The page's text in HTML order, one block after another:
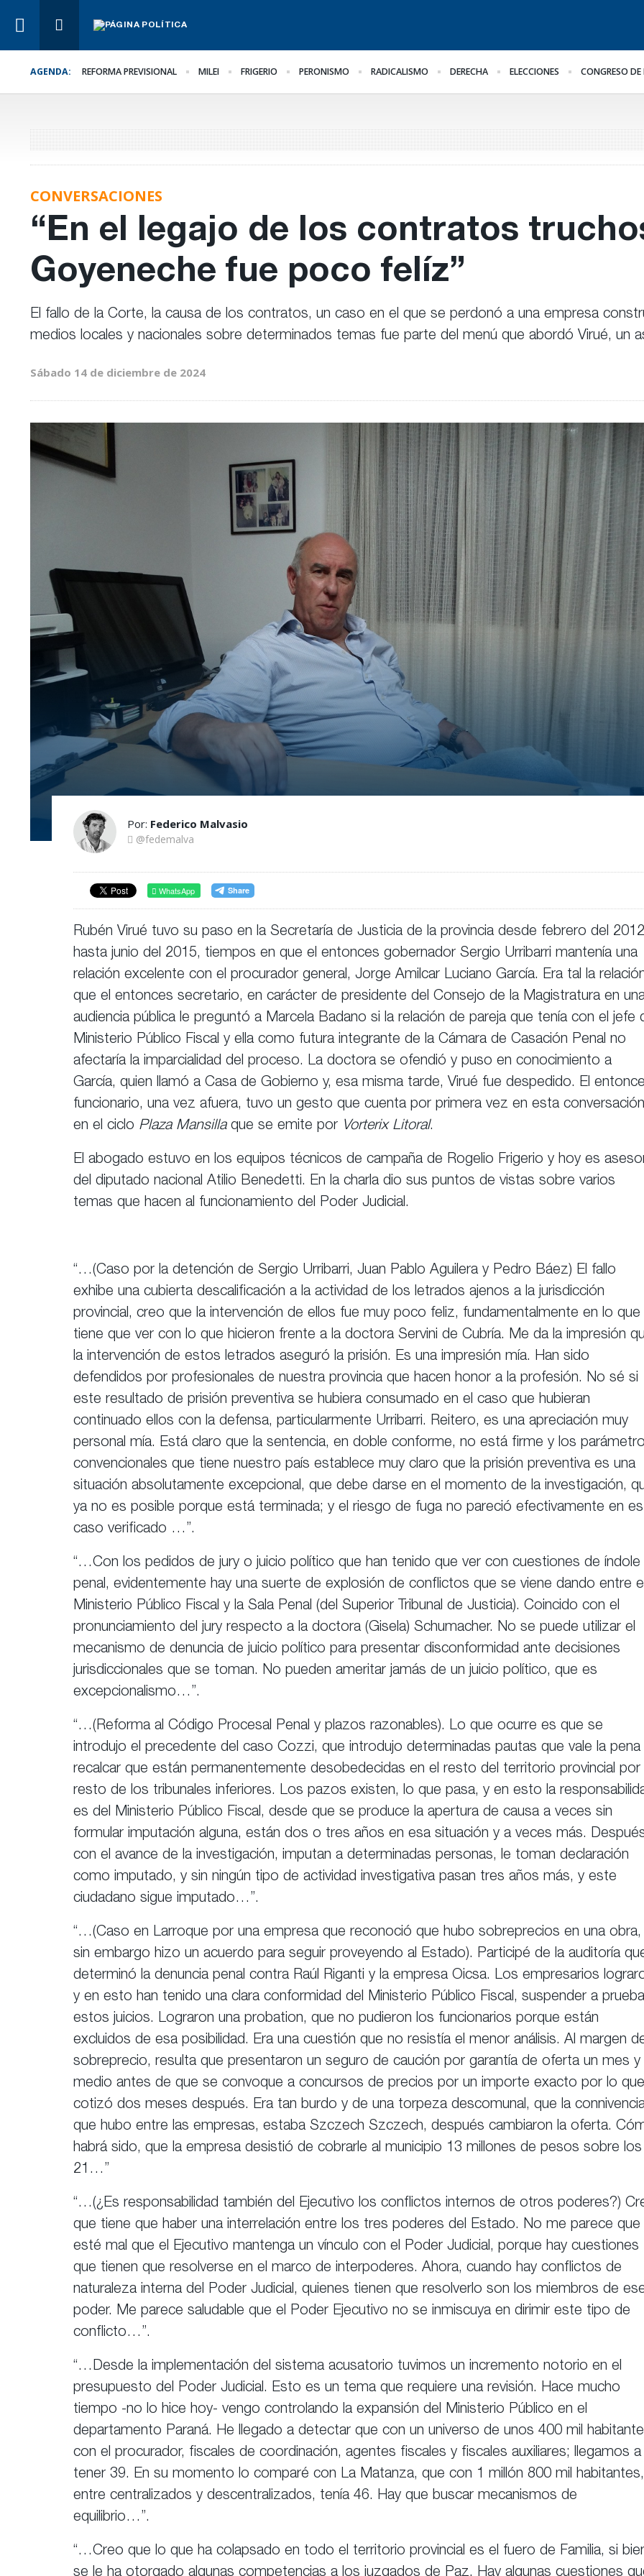
AGENDA: REFORMA PREVISIONAL MILEI FRIGERIO PERONISMO RADICALISMO DERECHA ELECCIONES CONGRESO
Lynch por conflicto de
Bianco
CONVERSACIONES
“En el legajo de los contratos
Goyeneche fue poco felíz”
El fallo de la Corte, la causa de los contratos, un caso en el que se perdonó a una empresa
medios locales y nacionales sobre determinados temas fue parte del menú que abordó Virué,
Sábado 14 de diciembre de 2024
Por: Federico Malvasio
@fedemalva
WhatsApp
Rubén Virué tuvo su paso en la Secretaría de Justicia de la provincia desde febrero del 2012
hasta junio del 2015, tiempos en que el entonces gobernador Sergio Urribarri mantenía una
relación excelente con el procurador general, Jorge Amilcar Luciano García. Era tal la
que el entonces secretario, en carácter de presidente del Consejo de la Magistratura en
audiencia pública le preguntó a Marcela Badano si la relación de pareja que tenía con el jefe
Ministerio Público Fiscal y ella como futura integrante de la Cámara de Casación Penal no
afectaría la imparcialidad del proceso. La doctora se ofendió y puso en conocimiento a
García, quien llamó a Casa de Gobierno y, esa misma tarde, Virué fue despedido. El
funcionario, una vez afuera, tuvo un gesto que cuenta por primera vez en esta conversación
en el ciclo Plaza Mansillaque se emite por Vorterix Litoral.
El abogado estuvo en los equipos técnicos de campaña de Rogelio Frigerio y hoy es
del diputado nacional Atilio Benedetti. En la charla dio sus puntos de vistas sobre varios
temas que hacen al funcionamiento del Poder Judicial.
“…(Caso por la detención de Sergio Urribarri, Juan Pablo Aguilera y Pedro Báez) El fallo
exhibe una cubierta descalificación a la actividad de los letrados ajenos a la jurisdicción
provincial, creo que la intervención de ellos fue muy poco feliz, fundamentalmente en lo que
tiene que ver con lo que hicieron frente a la doctora Servini de Cubría. Me da la impresión
la intervención de estos letrados aseguró la prisión. Es una impresión mía. Han sido
defendidos por profesionales de nuestra provincia que hacen honor a la profesión. No sé si
este resultado de prisión preventiva se hubiera consumado en el caso que hubieran
continuado ellos con la defensa, particularmente Urribarri. Reitero, es una apreciación muy
personal mía. Está claro que la sentencia, en doble conforme, no está firme y los
convencionales que tiene nuestro país establece muy claro que la prisión preventiva es una
situación absolutamente excepcional, que debe darse en el momento de la investigación,
ya no es posible porque está terminada; y el riesgo de fuga no pareció efectivamente en
caso verificado …”.
“…Con los pedidos de jury o juicio político que han tenido que ver con cuestiones de índole
penal, evidentemente hay una suerte de explosión de conflictos que se viene dando entre
Ministerio Público Fiscal y la Sala Penal (del Superior Tribunal de Justicia). Coincido con el
pronunciamiento del jury respecto a la doctora (Gisela) Schumacher. No se puede utilizar el
mecanismo de denuncia de juicio político para presentar disconformidad ante decisiones
jurisdiccionales que se toman. No pueden ameritar jamás de un juicio político, que es
excepcionalismo…”.
“…(Reforma al Código Procesal Penal y plazos razonables). Lo que ocurre es que se
introdujo el precedente del caso Cozzi, que introdujo determinadas pautas que vale la pena
recalcar que están permanentemente desobedecidas en el resto del territorio provincial por
resto de los tribunales inferiores. Los pazos existen, lo que pasa, y en esto la
es del Ministerio Público Fiscal, desde que se produce la apertura de causa a veces sin
formular imputación alguna, están dos o tres años en esa situación y a veces más.
con el avance de la investigación, imputan a determinadas personas, le toman declaración
como imputado, y sin ningún tipo de actividad investigativa pasan tres años más, y este
ciudadano sigue imputado…”.
“…(Caso en Larroque por una empresa que reconoció que hubo sobreprecios en una obra,
sin embargo hizo un acuerdo para seguir proveyendo al Estado). Participé de la auditoría
determinó la denuncia penal contra Raúl Riganti y la empresa Oicsa. Los empresarios
y en esto han tenido una clara conformidad del Ministerio Público Fiscal, suspender a prueba
estos juicios. Lograron una probation, que no pudieron los funcionarios porque están
excluidos de esa posibilidad. Era una cuestión que no resistía el menor análisis. Al margen
sobreprecio, resulta que presentaron un seguro de caución por garantía de oferta un mes y
medio antes de que se convoque a concursos de precios por un importe exacto por lo que
cotizó dos meses después. Era tan burdo y de una torpeza descomunal, que la
que hubo entre las empresas, estaba Szczech Szczech, después cambiaron la oferta.
habrá sido, que la empresa desistió de cobrarle al municipio 13 millones de pesos sobre los
21…”
“…(¿Es responsabilidad también del Ejecutivo los conflictos internos de otros poderes?)
que tiene que haber una interrelación entre los tres poderes del Estado. No me parece que
esté mal que el Ejecutivo mantenga un vínculo con el Poder Judicial, porque hay cuestiones
que tienen que resolverse en el marco de interpoderes. Ahora, cuando hay conflictos de
naturaleza interna del Poder Judicial, quienes tienen que resolverlo son los miembros de
poder. Me parece saludable que el Poder Ejecutivo no se inmiscuya en dirimir este tipo de
conflicto…”.
“…Desde la implementación del sistema acusatorio tuvimos un incremento notorio en el
presupuesto del Poder Judicial. Esto es un tema que requiere una revisión. Hace mucho
tiempo -no lo hice hoy- vengo controlando la expansión del Ministerio Público en el
departamento Paraná. He llegado a detectar que con un universo de unos 400 mil
con el procurador, fiscales de coordinación, agentes fiscales y fiscales auxiliares; llegamos a
tener 39. En su momento lo comparé con La Matanza, que con 1 millón 800 mil habitantes,
entre centralizados y descentralizados, tenía 46. Hay que buscar mecanismos de
equilibrio…”.
“…Creo que lo que ha colapsado en todo el territorio provincial es el fuero de Familia, si
se le ha otorgado algunas competencias a los juzgados de Paz. Hay algunas cuestiones